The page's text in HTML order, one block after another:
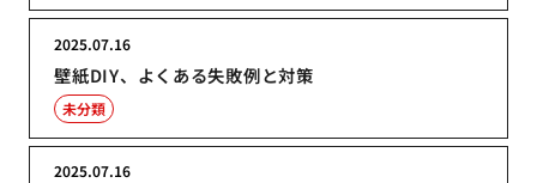
壁紙DIY、よくある失敗例と対策
2025.07.16
未分類
2025.07.16